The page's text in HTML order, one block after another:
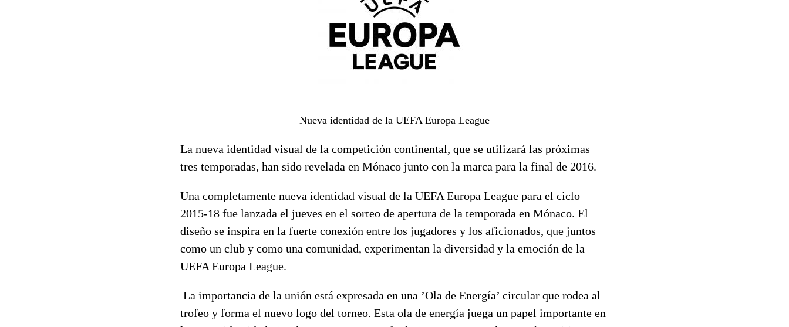
Nueva identidad de la UEFA Europa League
La nueva identidad visual de la competición continental, que se utilizará las próximas
tres temporadas, han sido revelada en Mónaco junto con la marca para la final de 2016.
Una completamente nueva identidad visual de la UEFA Europa League para el ciclo
2015-18 fue lanzada el jueves en el sorteo de apertura de la temporada en Mónaco. El
diseño se inspira en la fuerte conexión entre los jugadores y los aficionados, que juntos
como un club y como una comunidad, experimentan la diversidad y la emoción de la
UEFA Europa League.
La importancia de la unión está expresada en una ’Ola de Energía’ circular que rodea al
trofeo y forma el nuevo logo del torneo. Esta ola de energía juega un papel importante en